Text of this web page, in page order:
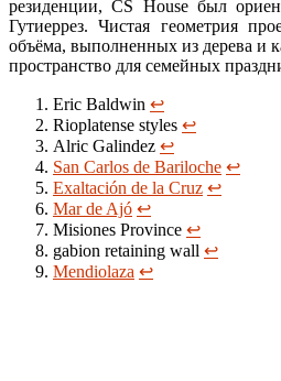
резиденции, CS House был
Гутиеррез. Чистая геометрия
объёма, выполненных из дерева и
пространство для семейных
Eric Baldwin ↩
Rioplatense styles ↩
Alric Galindez ↩
San Carlos de Bariloche ↩
Exaltación de la Cruz ↩
Mar de Ajó ↩
Misiones Province ↩
gabion retaining wall ↩
Mendiolaza ↩